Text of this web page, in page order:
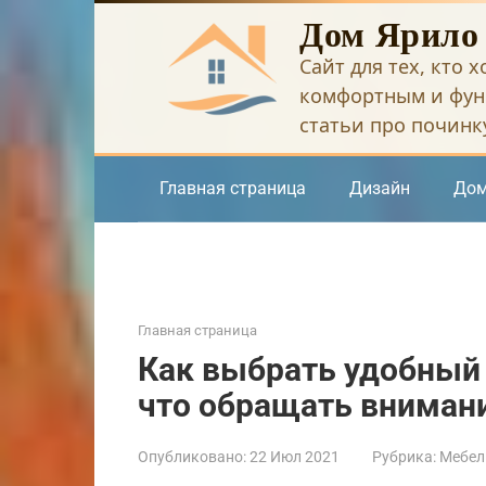
Дом Ярило
Сайт для тех, кто
комфортным и
статьи про
Главная страница Дизайн
Главная страница
Как выбрать
что обращать
Опубликовано:22 Июл 2021 Рубрика: